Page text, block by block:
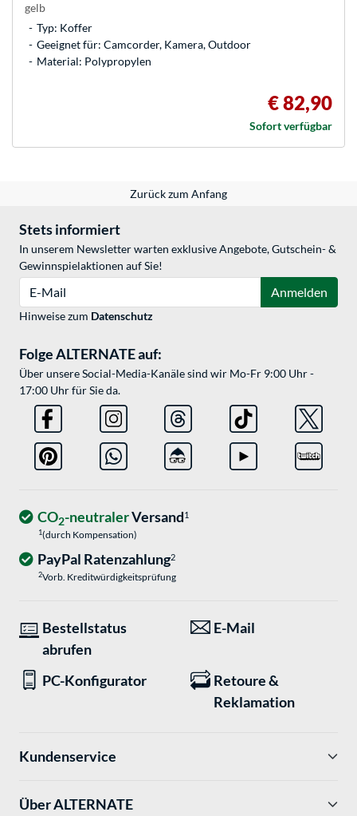
gelb
Typ: Koffer
Geeignet für: Camcorder, Kamera, Outdoor
Material: Polypropylen
€ 82,90
Sofort verfügbar
Zurück zum Anfang
Stets informiert
In unserem Newsletter warten exklusive Angebote, Gutschein- &
Gewinnspielaktionen auf Sie!
Anmelden
Hinweise zum Datenschutz
Folge ALTERNATE auf:
Über unsere Social-Media-Kanäle sind wir Mo-Fr 9:00 Uhr -
17:00 Uhr für Sie da.
CO2-neutralerVersand1
1(durch Kompensation)
PayPal Ratenzahlung2
2Vorb. Kreditwürdigkeitsprüfung
Bestellstatus
abrufen
E-Mail
PC-Konfigurator
Retoure &
Reklamation
Kundenservice
Über ALTERNATE